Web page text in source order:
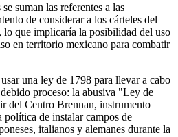
suman las referentes a las
de considerar a los cárteles del
lo que implicaría la posibilidad del uso
en territorio mexicano para combatir
una ley de 1798 para llevar a cabo
proceso: la abusiva
Ley de
del Centro Brennan, instrumento
política de instalar campos de
italianos y alemanes durante la